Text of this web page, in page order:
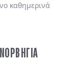
καθημερινά